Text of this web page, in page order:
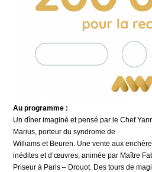
Au programme :
Un dîner imaginé et pensé par le Chef
Marius, porteur du syndrome de
Williams et Beuren. Une vente aux
inédites et d’œuvres, animée par Maître
Priseur à Paris – Drouot. Des tours de